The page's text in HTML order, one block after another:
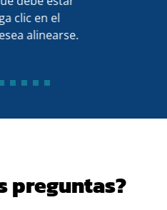
clic en el
alinearse.
preguntas?